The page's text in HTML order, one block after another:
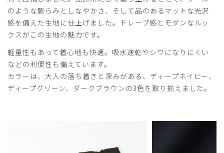
デザイン、色味、着心地、動きやすさ
とても良いですね。
イビー/S
役に立った 0
2024-04-07
のような膨らみとしなやかさ、そして品のあるマットな光沢
感を備えた生地に仕上げました。ドレープ感とモダンなルッ
クスがこの生地の魅力です。
軽量性もあって着心地も快適。吸水速乾やシワになりにくい
などの利便性も備えています。
カラーは、大人の落ち着きと深みがある、ディープネイビー、
ディープグリーン、ダークブラウンの3色を取り揃えました。